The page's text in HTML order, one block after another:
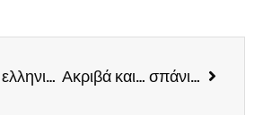
Το 89% των ελληνικών επιχειρήσεων απασχολεί μέχρι 10 εργαζομένους Ακριβά και… σπάνια τα επιχειρηματικά δάνεια στην Ελλάδα